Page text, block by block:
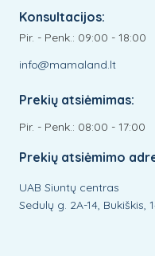
Konsultacijos:
Pir. - Penk.: 09:00 - 18:00
info@mamaland.lt
Prekių atsiėmimas:
Pir. - Penk.: 08:00 - 17:00
Prekių atsiėmimo
UAB Siuntų centras
Sedulų g. 2A-14, Bukiškis,